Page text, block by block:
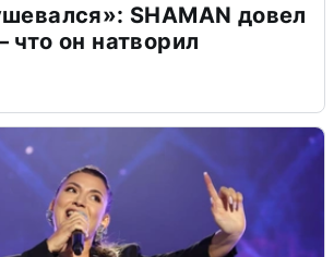
SHAMAN довел
он натворил